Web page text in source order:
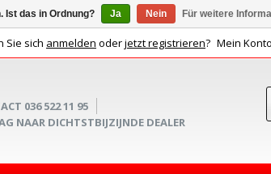
Sie sich anmelden oderjetzt registrieren? Mein
036 522 11 95
NAAR DICHTSTBIJZIJNDE DEALER
Ist das in Ordnung? Ja Nein Für weitere